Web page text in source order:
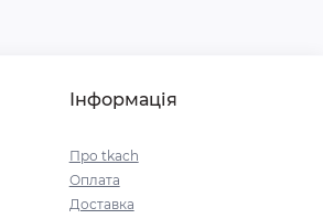
Інформація
Про tkach
Оплата
Доставка